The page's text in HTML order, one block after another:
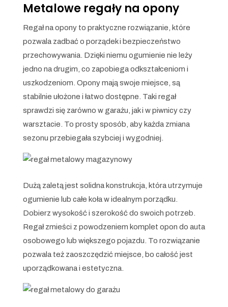
Metalowe regały na opony
Regał na opony to praktyczne rozwiązanie, które
pozwala zadbać o porządek i bezpieczeństwo
przechowywania. Dzięki niemu ogumienie nie leży
jedno na drugim, co zapobiega odkształceniom i
uszkodzeniom. Opony mają swoje miejsce, są
stabilnie ułożone i łatwo dostępne. Taki regał
sprawdzi się zarówno w garażu, jak i w piwnicy czy
warsztacie. To prosty sposób, aby każda zmiana
sezonu przebiegała szybciej i wygodniej.
Dużą zaletą jest solidna konstrukcja, która utrzymuje
ogumienie lub całe koła w idealnym porządku.
Dobierz wysokość i szerokość do swoich potrzeb.
Regał zmieści z powodzeniem komplet opon do auta
osobowego lub większego pojazdu. To rozwiązanie
pozwala też zaoszczędzić miejsce, bo całość jest
uporządkowana i estetyczna.